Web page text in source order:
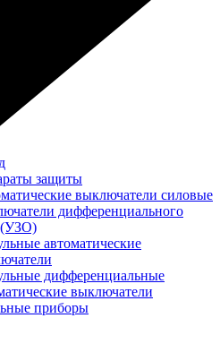
защиты
выключатели силовые
дифференциального
(УЗО)
автоматические
дифференциальные
выключатели
приборы